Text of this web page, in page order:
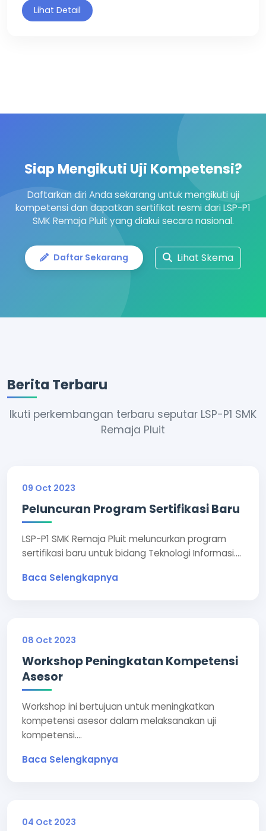
Lihat Detail
Siap Mengikuti Uji Kompetensi?
Daftarkan diri Anda sekarang untuk mengikuti uji
kompetensi dan dapatkan sertifikat resmi dari LSP-P1
SMK Remaja Pluit yang diakui secara nasional.
Daftar Sekarang Lihat Skema
Berita Terbaru
Ikuti perkembangan terbaru seputar LSP-P1 SMK
Remaja Pluit
09 Oct 2023
Peluncuran Program Sertifikasi Baru
LSP-P1 SMK Remaja Pluit meluncurkan program
sertifikasi baru untuk bidang Teknologi Informasi....
Baca Selengkapnya
08 Oct 2023
Workshop Peningkatan Kompetensi
Asesor
Workshop ini bertujuan untuk meningkatkan
kompetensi asesor dalam melaksanakan uji
kompetensi....
Baca Selengkapnya
04 Oct 2023